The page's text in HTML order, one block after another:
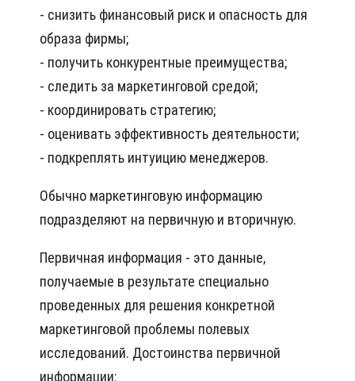
- снизить финансовый риск и опасность для
образа фирмы;
- получить конкурентные преимущества;
- следить за маркетинговой средой;
- координировать стратегию;
- оценивать эффективность деятельности;
- подкреплять интуицию менеджеров.
Обычно маркетинговую информацию
подразделяют на первичную и вторичную.
Первичная информация - это данные,
получаемые в результате специально
проведенных для решения конкретной
маркетинговой проблемы полевых
исследований. Достоинства первичной
информации: